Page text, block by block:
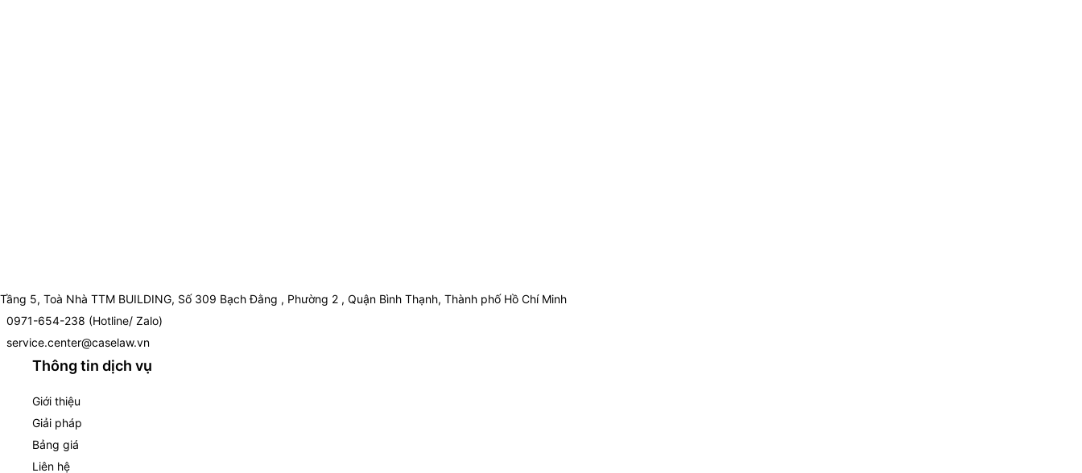
Tầng 5, Toà Nhà TTM BUILDING, Số 309 Bạch Đằng , Phường 2 , Quận Bình Thạnh, Thành phố Hồ Chí Minh
0971-654-238 (Hotline/ Zalo)
service.center@caselaw.vn
Thông tin dịch vụ
Giới thiệu
Giải pháp
Bảng giá
Liên hệ